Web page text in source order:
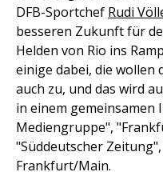
DFB-Sportchef Rudi
besseren Zukunft für
Helden von Rio ins
einige dabei, die wollen
auch zu, und das wird
in einem gemeinsamen
Mediengruppe",
"Süddeutscher
Frankfurt/Main.